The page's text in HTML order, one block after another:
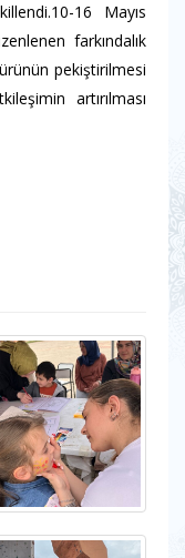
16 Mayıs
farkındalık
pekiştirilmesi
artırılması